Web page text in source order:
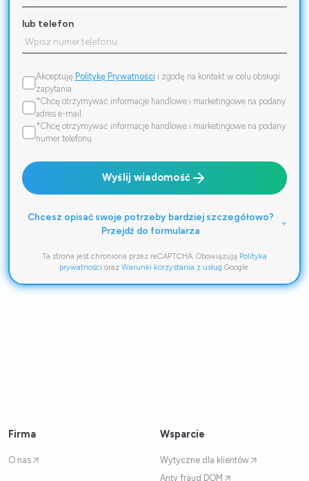
lub telefon
Akceptuję Politykę Prywatności i zgodę na kontakt w celu obsługi
zapytania.
*Chcę otrzymywać informacje handlowe i marketingowe na podany
adres e-mail.
*Chcę otrzymywać informacje handlowe i marketingowe na podany
numer telefonu.
Wyślij wiadomość
Chcesz opisać swoje potrzeby bardziej szczegółowo?
Przejdź do formularza
Ta strona jest chroniona przez reCAPTCHA. Obowiązują Polityka
prywatności oraz Warunki korzystania z usług Google.
Firma
O nas
Wsparcie
Wytyczne dla klientów
Anty fraud DOM